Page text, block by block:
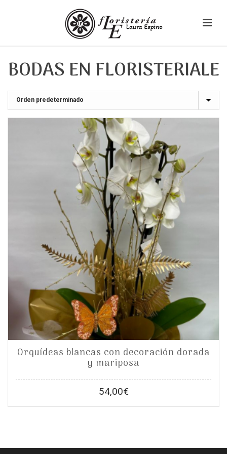
BODAS EN FLORISTERIALE
Orquídeas blancas con decoración dorada
y mariposa
54,00€